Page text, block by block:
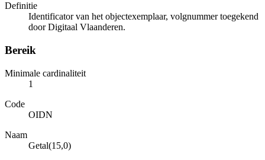
Definitie
Identificator van het objectexemplaar, volgnummer toegekend
door Digitaal Vlaanderen.
Bereik
Minimale cardinaliteit
1
Code
OIDN
Naam
Getal(15,0)